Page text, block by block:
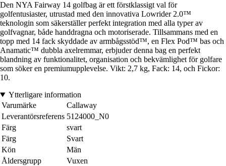
Den NYA Fairway 14 golfbag är ett förstklassigt val för
golfentusiaster, utrustad med den innovativa Lowrider 2.0™
teknologin som säkerställer perfekt integration med alla typer av
golfvagnar, både handdragna och motoriserade. Tillsammans med en
topp med 14 fack skyddade av armbågsstöd™, en Flex Pod™ bas och
Anamatic™ dubbla axelremmar, erbjuder denna bag en perfekt
blandning av funktionalitet, organisation och bekvämlighet för golfare
som söker en premiumupplevelse. Vikt: 2,7 kg, Fack: 14, och Fickor:
10.
Ytterligare information
Varumärke
Callaway
Leverantörsreferens 5124000_N0
Färg
svart
Färg
Svart
Kön
Män
Åldersgrupp
Vuxen